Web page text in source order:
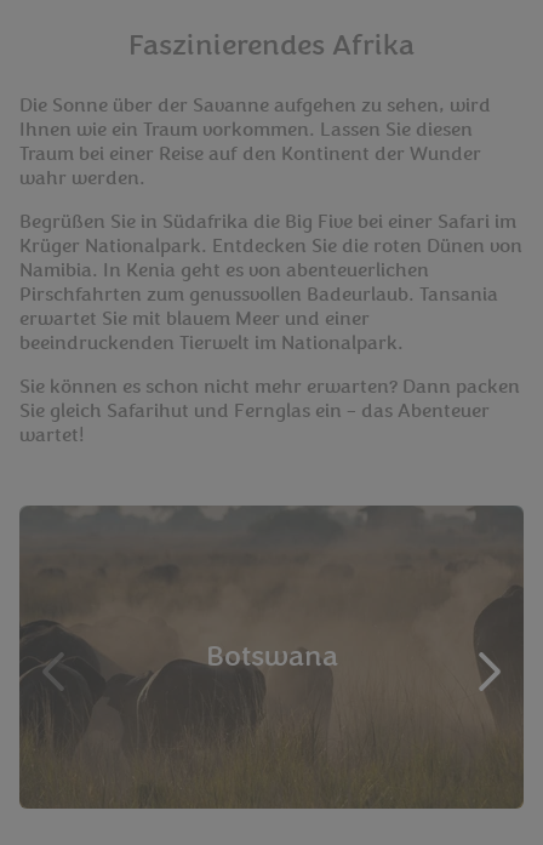
Faszinierendes Afrika
Die Sonne über der Savanne aufgehen zu sehen, wird
Ihnen wie ein Traum vorkommen. Lassen Sie diesen
Traum bei einer Reise auf den Kontinent der Wunder
wahr werden.
Begrüßen Sie in Südafrika die Big Five bei einer Safari im
Krüger Nationalpark. Entdecken Sie die roten Dünen von
Namibia. In Kenia geht es von abenteuerlichen
Pirschfahrten zum genussvollen Badeurlaub. Tansania
erwartet Sie mit blauem Meer und einer
beeindruckenden Tierwelt im Nationalpark.
Sie können es schon nicht mehr erwarten? Dann packen
Sie gleich Safarihut und Fernglas ein – das Abenteuer
wartet!
Botswana